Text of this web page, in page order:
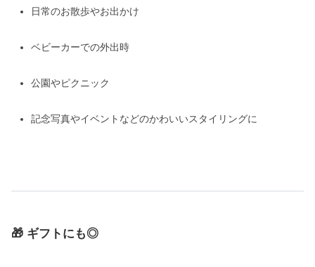
日常のお散歩やお出かけ
ベビーカーでの外出時
公園やピクニック
記念写真やイベントなどのかわいいスタイリングに
🎁 ギフトにも◎